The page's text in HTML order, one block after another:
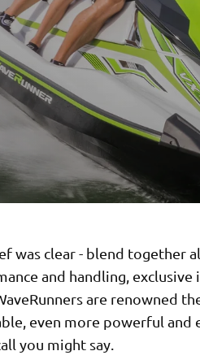
was clear - blend together
and handling,
are renowned
even more powerful and
you might say.